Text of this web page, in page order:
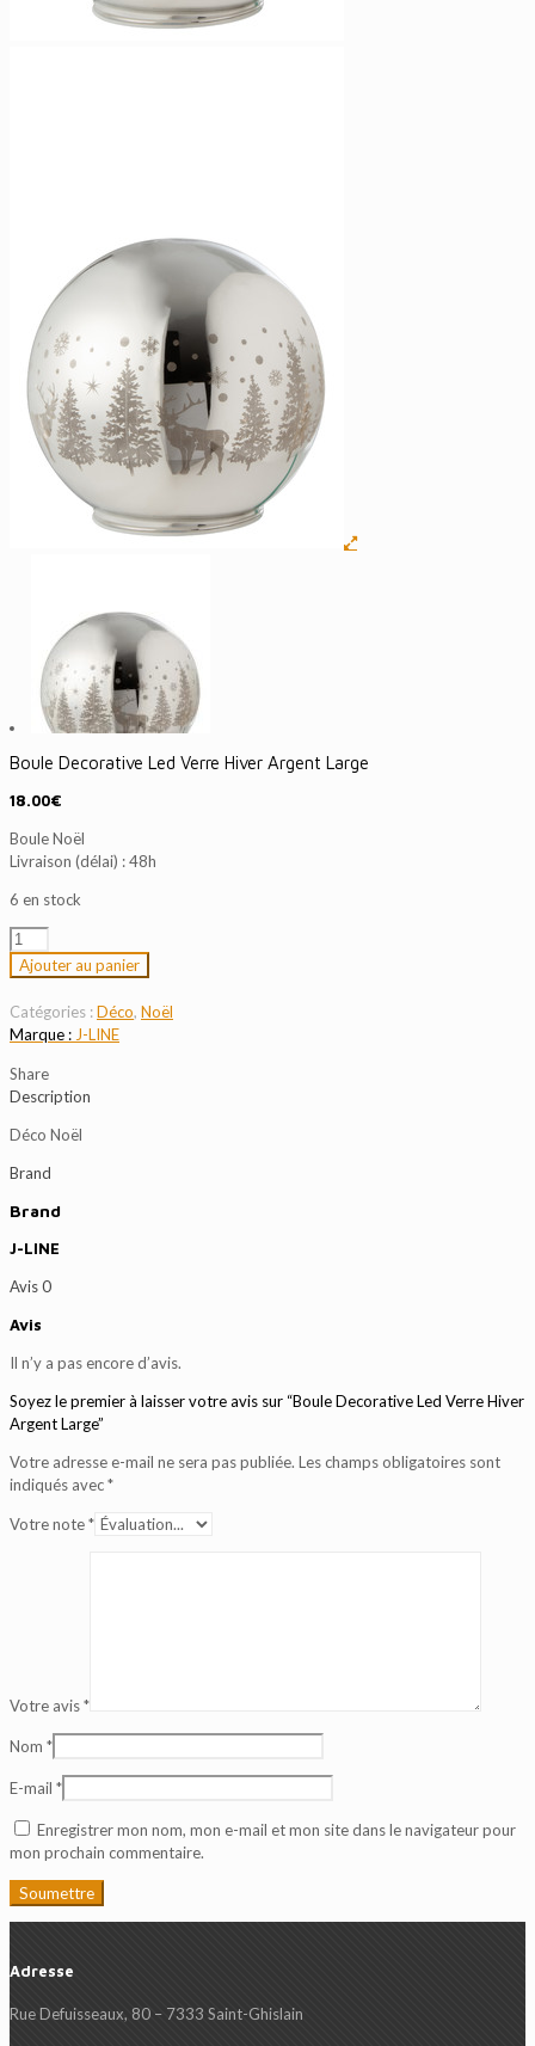
Boule Decorative Led Verre Hiver Argent Large
18.00€
Boule Noël
Livraison (délai) : 48h
6 en stock
quantité
de
Boule
Decorative
Led
Hiver
Argent
Ajouter au panier
Catégories :Déco, Noël
J-LINE
Share
Description
Déco Noël
Brand
Brand
J-LINE
Avis0
Avis
Il n’y a pas encore d’avis.
Soyez le premier à laisser votre avis sur “Boule Decorative Led Verre Hiver
Argent Large”
Votre adresse e-mail ne sera pas publiée. Les champs obligatoires sont
indiqués avec*
Votre note*
Votre avis*
Nom *
E-mail *
Enregistrer mon nom, mon e-mail et mon site dans le navigateur pour
mon prochain commentaire.
Adresse
Rue Defuisseaux, 80 – 7333 Saint-Ghislain